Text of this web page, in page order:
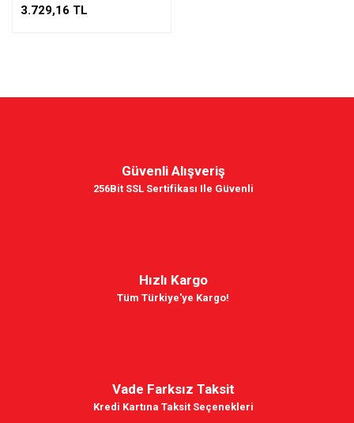
3.729,16 TL
Güvenli Alışveriş
256Bit SSL Sertifikası Ile Güvenli
Hızlı Kargo
Tüm Türkiye'ye Kargo!
Vade Farksız Taksit
Kredi Kartına Taksit Seçenekleri